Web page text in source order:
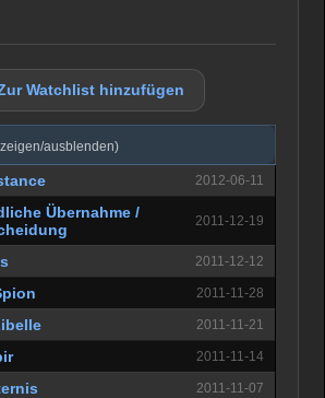
Watchlist hinzufügen
ausblenden)
2012-06-11
Übernahme /
2011-12-19
2011-12-12
2011-11-28
2011-11-21
2011-11-14
2011-11-07